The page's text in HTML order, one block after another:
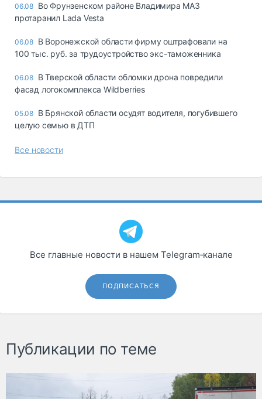
06.08 Во Фрунзенском районе Владимира МАЗ
протаранил Lada Vesta
06.08 В Воронежской области фирму оштрафовали на
100 тыс. руб. за трудоустройство экс-таможенника
06.08 В Тверской области обломки дрона повредили
фасад логокомплекса Wildberries
05.08 В Брянской области осудят водителя, погубившего
целую семью в ДТП
Все новости
Все главные новости в нашем Telegram‑канале
ПОДПИСАТЬСЯ
Публикации по теме